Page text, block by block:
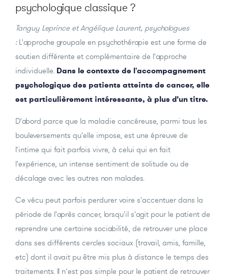
psychologique classique ?
Tanguy Leprince et Angélique Laurent, psychologues
: L'approche groupale en psychothérapie est une forme de
soutien différente et complémentaire de l'approche
individuelle. Dans le contexte de l'accompagnement
psychologique des patients atteints de cancer, elle
est particulièrement intéressante, à plus d’un titre.
D'abord parce que la maladie cancéreuse, parmi tous les
bouleversements qu'elle impose, est une épreuve de
l’intime qui fait parfois vivre, à celui qui en fait
l'expérience, un intense sentiment de solitude ou de
décalage avec les autres non malades.
Ce vécu peut parfois perdurer voire s'accentuer dans la
période de l'après cancer, lorsqu'il s'agit pour le patient de
reprendre une certaine sociabilité, de retrouver une place
dans ses différents cercles sociaux (travail, amis, famille,
etc) dont il avait pu être mis plus à distance le temps des
traitements. Il n’est pas simple pour le patient de retrouver